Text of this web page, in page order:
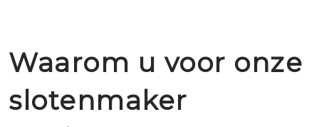
Waarom u voor onze
slotenmaker